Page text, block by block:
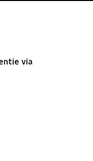
via